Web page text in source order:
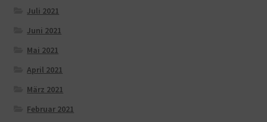
Juli 2021
Juni 2021
Mai 2021
April 2021
März 2021
Februar 2021